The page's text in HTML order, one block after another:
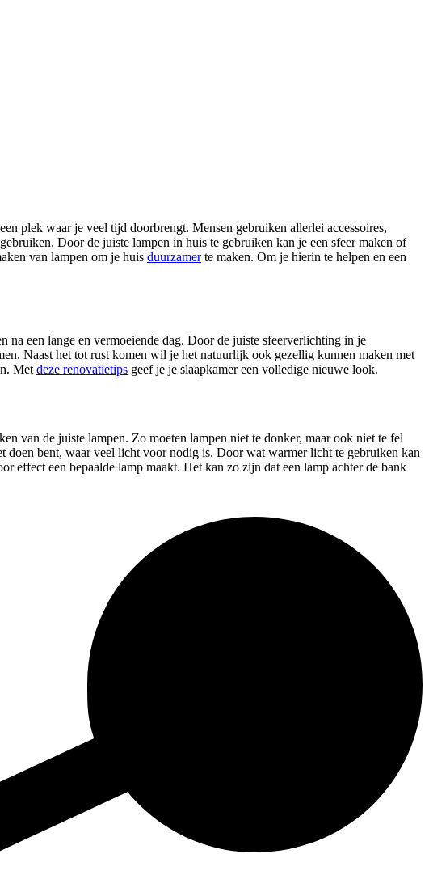
plek waar je veel tijd doorbrengt. Mensen gebruiken allerlei accessoires,
Door de juiste lampen in huis te gebruiken kan je een sfeer maken of
van lampen om je huis duurzamerte maken. Om je hierin te helpen en een
na een lange en vermoeiende dag. Door de juiste sfeerverlichting in je
Naast het tot rust komen wil je het natuurlijk ook gezellig kunnen maken met
Met deze renovatietips geef je je slaapkamer een volledige nieuwe look.
van de juiste lampen. Zo moeten lampen niet te donker, maar ook niet te fel
doen bent, waar veel licht voor nodig is. Door wat warmer licht te gebruiken kan
effect een bepaalde lamp maakt. Het kan zo zijn dat een lamp achter de bank